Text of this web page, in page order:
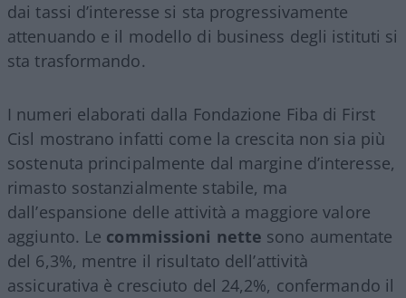
dai tassi d’interesse si sta progressivamente
attenuando e il modello di business degli istituti si
sta trasformando.
I numeri elaborati dalla Fondazione Fiba di First
Cisl mostrano infatti come la crescita non sia più
sostenuta principalmente dal margine d’interesse,
rimasto sostanzialmente stabile, ma
dall’espansione delle attività a maggiore valore
aggiunto. Le commissioni nette sono aumentate
del 6,3%, mentre il risultato dell’attività
assicurativa è cresciuto del 24,2%, confermando il